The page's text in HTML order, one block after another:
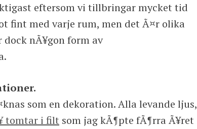
eftersom vi tillbringar mycket tid
fint med varje rum, men det Ã¤r olika
nÃ¥gon form av
som en dekoration. Alla levande ljus,
tomtar i filt som jag kÃ¶pte fÃ¶rra Ã¥ret